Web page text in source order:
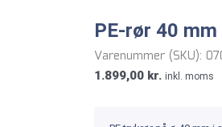
PE-rør 40
Varenummer (SKU):
1.899,00 kr. inkl. moms